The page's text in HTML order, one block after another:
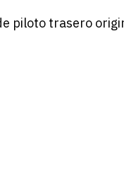
piloto trasero